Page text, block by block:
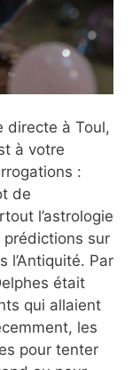
directe à Toul,
à votre
:
de
l’astrologie
sur
l’Antiquité. Par
était
qui allaient
les
pour tenter